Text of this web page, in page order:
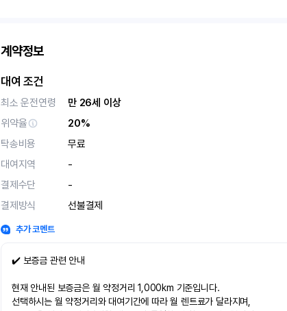
계약정보
대여 조건
최소 운전연령
만 26세 이상
위약율
20%
탁송비용
무료
대여지역
-
결제수단
-
결제방식
선불결제
추가 코멘트
✔️ 보증금 관련 안내
현재 안내된 보증금은 월 약정거리 1,000km 기준입니다.
선택하시는 월 약정거리와 대여기간에 따라 월 렌트료가 달라지며,